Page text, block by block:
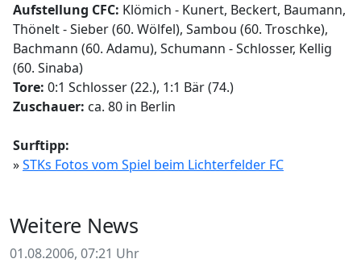
Aufstellung CFC: Klömich - Kunert, Beckert, Baumann,
Thönelt - Sieber (60. Wölfel), Sambou (60. Troschke),
Bachmann (60. Adamu), Schumann - Schlosser, Kellig
(60. Sinaba)
Tore: 0:1 Schlosser (22.), 1:1 Bär (74.)
Zuschauer: ca. 80 in Berlin
Surftipp:
»STKs Fotos vom Spiel beim Lichterfelder FC
Weitere News
01.08.2006, 07:21 Uhr